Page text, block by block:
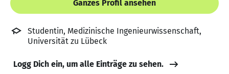
Ganzes Profil ansehen
Studentin, Medizinische Ingenieurwissenschaft,
Universität zu Lübeck
Logg Dich ein, um alle Einträge zu sehen.